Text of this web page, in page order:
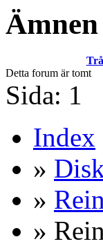
Detta forum är tomt
Sida: 1
Index
»
»
»